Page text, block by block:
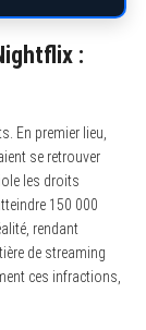
:
En premier lieu,
se retrouver
les droits
150 000
rendant
de streaming
ces infractions,